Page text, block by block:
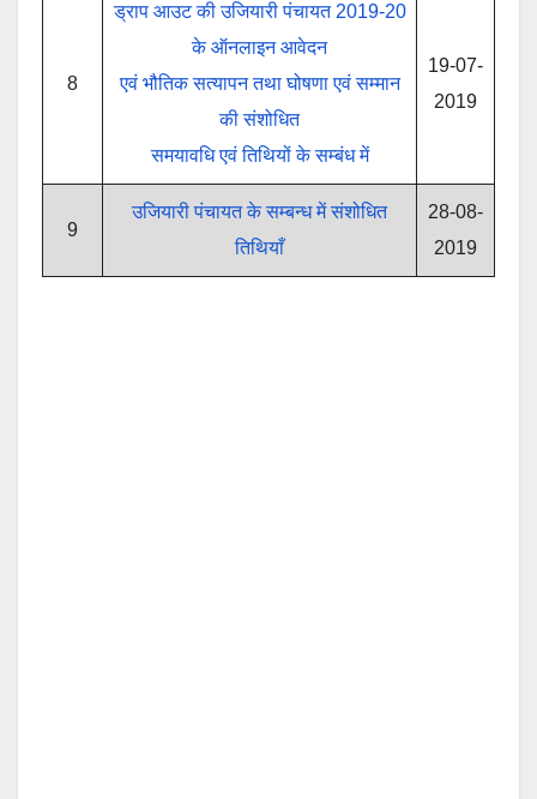
8
ड्राप आउट की उजियारी पंचायत 2019-20
के ऑनलाइन आवेदन
एवं भौतिक सत्यापन तथा घोषणा एवं सम्मान
की संशोधित
समयावधि एवं तिथियों के सम्बंध में
19-07-
2019
9
उजियारी पंचायत के सम्बन्ध में संशोधित
तिथियाँ
28-08-
2019